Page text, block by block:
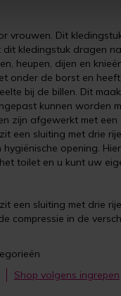
vrouwen. Dit
kledingstuk dragen
heupen, dijen en
onder de borst en
bij de billen. Dit
kunnen worden
zijn afgewerkt met
een sluiting met drie
opening.
toilet en u kunt uw
een sluiting met drie
compressie in de
Shop volgens ingrepen